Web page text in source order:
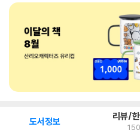
도서정보 리뷰/
150